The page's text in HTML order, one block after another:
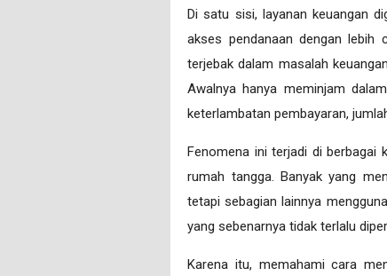
Di satu sisi, layanan keuangan
akses pendanaan dengan
terjebak dalam masalah
Awalnya hanya meminjam
keterlambatan pembayaran,
Fenomena ini terjadi di berbagai
rumah tangga. Banyak yang
tetapi sebagian lainnya
yang sebenarnya tidak terlalu
Karena itu, memahami cara